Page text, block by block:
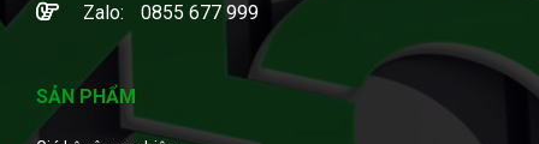
Zalo: 0855 677 999
SẢN PHẨM